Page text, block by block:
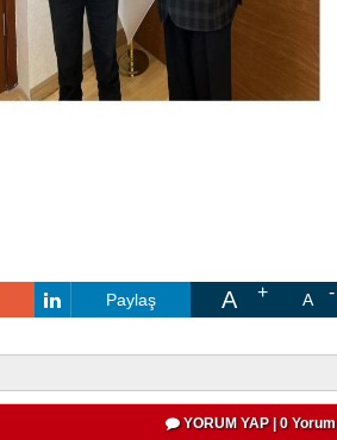
Paylaş A A
YORUM YAP | 0 Yorum